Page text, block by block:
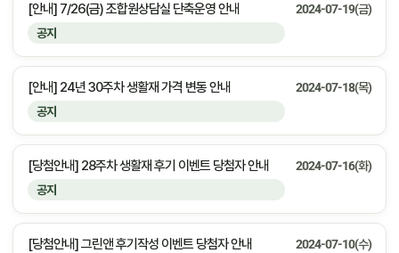
공지
[안내] 7/26(금) 조합원상담실 단축운영 안내 2024-07-19(금)
공지
[안내] 24년 30주차 생활재 가격 변동 안내 2024-07-18(목)
공지
[당첨안내] 28주차 생활재 후기 이벤트 당첨자 안내 2024-07-16(화)
[당첨안내] 그린앤 후기작성 이벤트 당첨자 안내 2024-07-10(수)